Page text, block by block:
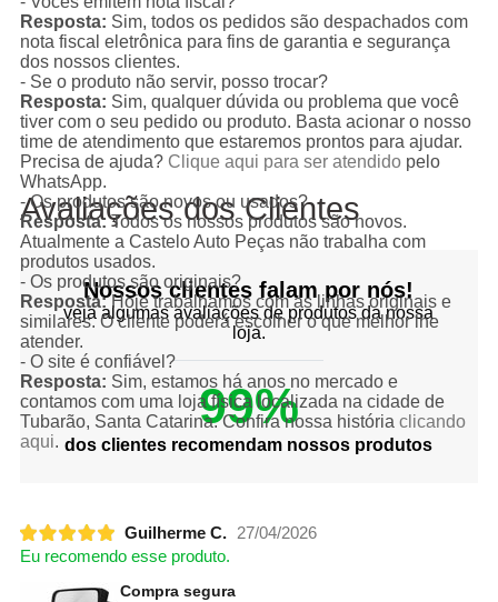
Resposta: Sim, todos os pedidos são despachados com
nota fiscal eletrônica para fins de garantia e segurança
dos nossos clientes.
- Se o produto não servir, posso trocar?
Resposta: Sim, qualquer dúvida ou problema que você
tiver com o seu pedido ou produto. Basta acionar o nosso
time de atendimento que estaremos prontos para ajudar.
Precisa de ajuda? Clique aqui para ser atendidopelo
WhatsApp.
- Os produtos são novos ou usados?
Resposta:Todos os nossos produtos são novos.
Atualmente a Castelo Auto Peças não trabalha com
produtos usados.
- Os produtos são originais?
Resposta:Hoje trabalhamos com as linhas originais e
similares. O cliente poderá escolher o que melhor lhe
atender.
- O site é confiável?
Resposta: Sim, estamos há anos no mercado e
contamos com uma loja física localizada na cidade de
Tubarão, Santa Catarina. Confira nossa história clicando
aqui.
Avaliações dos Clientes
Nossos clientes falam por nós!
veja algumas avaliações de produtos da nossa
loja.
99%
dos clientes recomendam nossos produtos
Guilherme C.
27/04/2026
Eu recomendo esse produto.
Compra segura